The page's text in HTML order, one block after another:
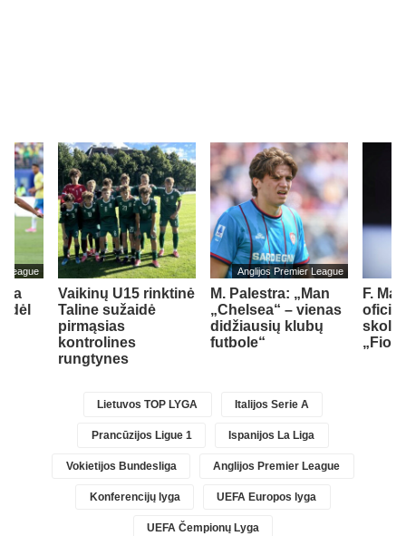
League
dėl
Vaikinų U15 rinktinė
Taline sužaidė
pirmąsias
kontrolines
rungtynes
Anglijos Premier League
M. Palestra: „Man
„Chelsea“ – vienas
didžiausių klubų
futbole“
F.
Lietuvos TOP LYGA Italijos Serie A
Prancūzijos Ligue 1 Ispanijos La Liga
Vokietijos Bundesliga Anglijos Premier League
Konferencijų lyga UEFA Europos lyga
UEFA Čempionų Lyga